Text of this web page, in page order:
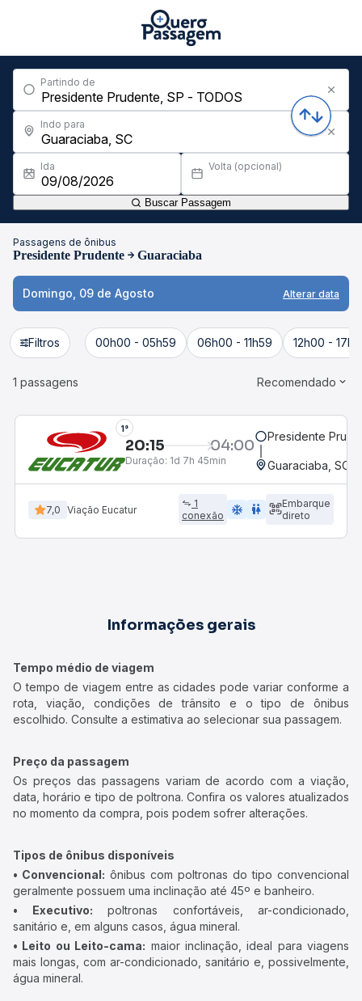
Partindo de
Indo para
Ida Volta (opcional)
Buscar Passagem
Passagens de ônibus
Presidente Prudente Guaraciaba
Domingo, 09 de Agosto Alterar data
Filtros 00h00 - 05h59 06h00 - 11h59 12h00 -
1 passagens Recomendado
1°
20:15 04:00
Duração: 1d 7h 45min
Presidente
Guaraciaba, SC
7,0 Viação Eucatur
1
conexão
ac_unit wc
Embarque
direto
Informações gerais
Tempo médio de viagem
O tempo de viagem entre as cidades pode variar conforme a
rota, viação, condições de trânsito e o tipo de ônibus
escolhido. Consulte a estimativa ao selecionar sua passagem.
Preço da passagem
Os preços das passagens variam de acordo com a viação,
data, horário e tipo de poltrona. Confira os valores atualizados
no momento da compra, pois podem sofrer alterações.
Tipos de ônibus disponíveis
• Convencional: ônibus com poltronas do tipo convencional
geralmente possuem uma inclinação até 45º e banheiro.
• Executivo: poltronas confortáveis, ar-condicionado,
sanitário e, em alguns casos, água mineral.
• Leito ou Leito-cama: maior inclinação, ideal para viagens
mais longas, com ar-condicionado, sanitário e, possivelmente,
água mineral.